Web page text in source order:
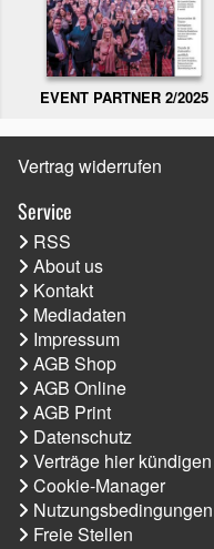
EVENT PARTNER 2/2025
Vertrag widerrufen
Service
RSS
About us
Kontakt
Mediadaten
Impressum
AGB Shop
AGB Online
AGB Print
Datenschutz
Verträge hier kündigen
Cookie-Manager
Nutzungsbedingungen
Freie Stellen